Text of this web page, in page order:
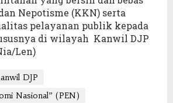
Nepotisme (KKN) serta
pelayanan publik kepada
di wilayah Kanwil DJP
Len)
DJP
Nasional” (PEN)